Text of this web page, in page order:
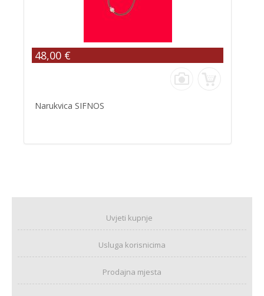
48,00 €
Narukvica SIFNOS
Uvjeti kupnje
Usluga korisnicima
Prodajna mjesta